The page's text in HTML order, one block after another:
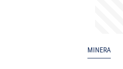
MINERA